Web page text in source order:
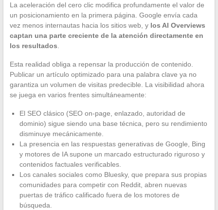
La aceleración del cero clic modifica profundamente el valor de
un posicionamiento en la primera página. Google envía cada
vez menos internautas hacia los sitios web, y los AI Overviews
captan una parte creciente de la atención directamente en
los resultados.
Esta realidad obliga a repensar la producción de contenido.
Publicar un artículo optimizado para una palabra clave ya no
garantiza un volumen de visitas predecible. La visibilidad ahora
se juega en varios frentes simultáneamente:
El SEO clásico (SEO on-page, enlazado, autoridad de
dominio) sigue siendo una base técnica, pero su rendimiento
disminuye mecánicamente.
La presencia en las respuestas generativas de Google, Bing
y motores de IA supone un marcado estructurado riguroso y
contenidos factuales verificables.
Los canales sociales como Bluesky, que prepara sus propias
comunidades para competir con Reddit, abren nuevas
puertas de tráfico calificado fuera de los motores de
búsqueda.